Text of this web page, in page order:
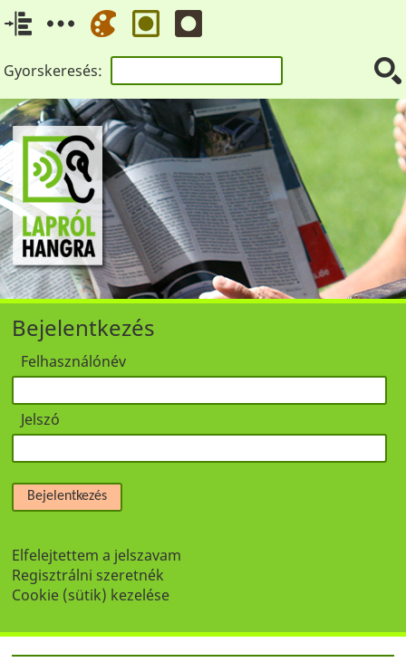
Gyorskeresés:
Bejelentkezés
Felhasználónév
Jelszó
Bejelentkezés
Elfelejtettem a jelszavam
Regisztrálni szeretnék
Cookie (sütik) kezelése